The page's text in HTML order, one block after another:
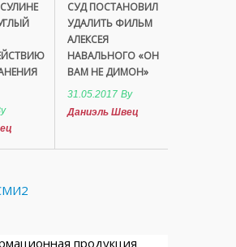
СУД ПОСТАНОВИЛ
УДАЛИТЬ ФИЛЬМ
АЛЕКСЕЯ
НАВАЛЬНОГО «ОН
ВАМ НЕ ДИМОН»
31.05.2017 By
Даниэль Швец
продукция